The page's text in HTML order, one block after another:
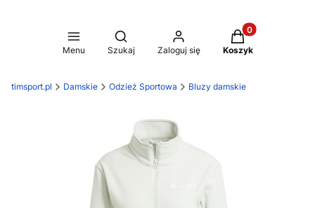
Menu
Otwórz wyszukiwarkę
Szukaj Zaloguj się
Produkty w
Koszyk
timsport.pl Damskie Odzież Sportowa Bluzy damskie